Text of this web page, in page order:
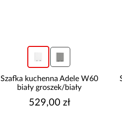
Szafka kuchenna Adele W60
biały groszek/biały
529,00 zł